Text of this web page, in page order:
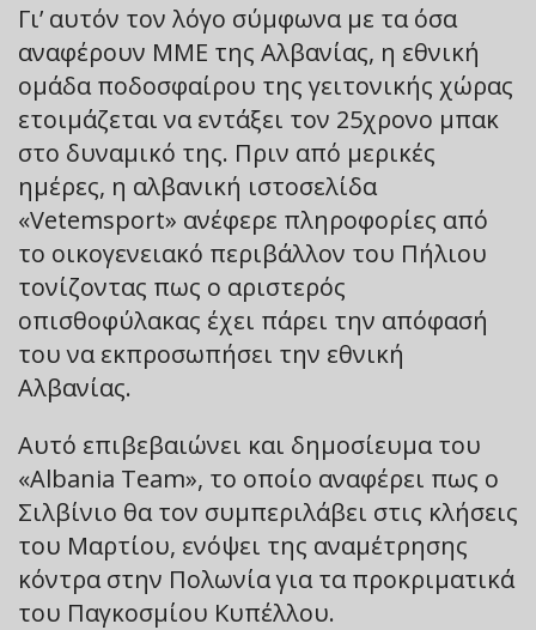
Γι’ αυτόν τον λόγο σύμφωνα με τα όσα
αναφέρουν ΜΜΕ της Αλβανίας, η εθνική
ομάδα ποδοσφαίρου της γειτονικής χώρας
ετοιμάζεται να εντάξει τον 25χρονο μπακ
στο δυναμικό της. Πριν από μερικές
ημέρες, η αλβανική ιστοσελίδα
«Vetemsport» ανέφερε πληροφορίες από
το οικογενειακό περιβάλλον του Πήλιου
τονίζοντας πως ο αριστερός
οπισθοφύλακας έχει πάρει την απόφασή
του να εκπροσωπήσει την εθνική
Αλβανίας.
Αυτό επιβεβαιώνει και δημοσίευμα του
«Albania Team», το οποίο αναφέρει πως ο
Σιλβίνιο θα τον συμπεριλάβει στις κλήσεις
του Μαρτίου, ενόψει της αναμέτρησης
κόντρα στην Πολωνία για τα προκριματικά
του Παγκοσμίου Κυπέλλου.